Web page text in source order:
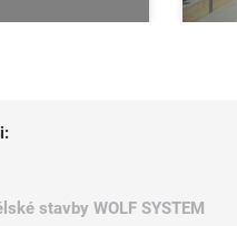
stavby WOLF SYSTEM